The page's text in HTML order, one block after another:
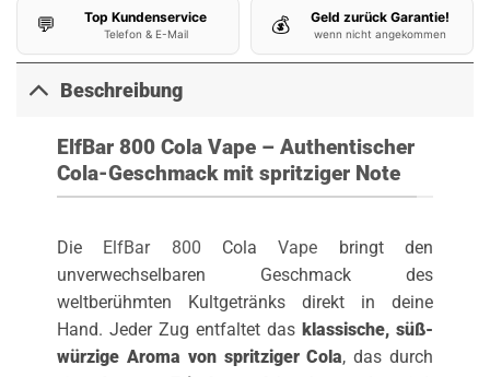
💬 Top Kundenservice
Telefon & E-Mail 💰 Geld zurück Garantie!
wenn nicht angekommen
Beschreibung
ElfBar 800 Cola Vape – Authentischer
Cola-Geschmack mit spritziger Note
Die ElfBar 800 ColaVape bringt den
unverwechselbaren Geschmack des
weltberühmten Kultgetränks direkt in deine
Hand. Jeder Zug entfaltet das klassische, süß-
würzige Aroma von spritziger Cola, das durch